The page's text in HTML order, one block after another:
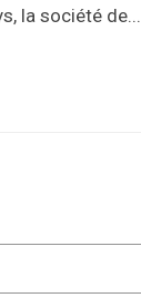
la société de...